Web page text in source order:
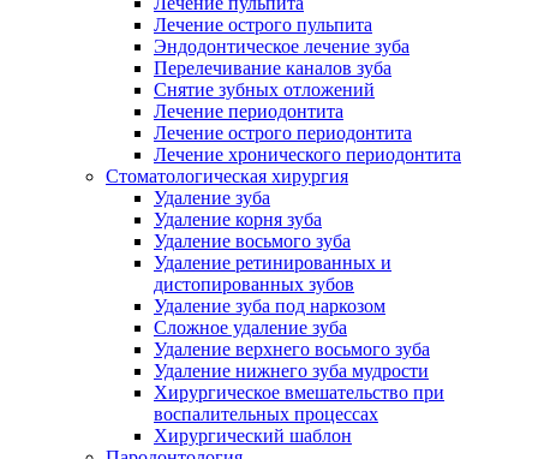
Лечение острого пульпита
Эндодонтическое лечение зуба
Перелечивание каналов зуба
Снятие зубных отложений
Лечение периодонтита
Лечение острого периодонтита
Лечение хронического периодонтита
Стоматологическая хирургия
Удаление зуба
Удаление корня зуба
Удаление восьмого зуба
Удаление ретинированных и
дистопированных зубов
Удаление зуба под наркозом
Сложное удаление зуба
Удаление верхнего восьмого зуба
Удаление нижнего зуба мудрости
Хирургическое вмешательство при
воспалительных процессах
Хирургический шаблон